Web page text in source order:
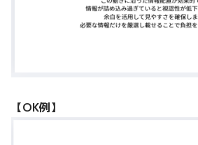
【OK例】